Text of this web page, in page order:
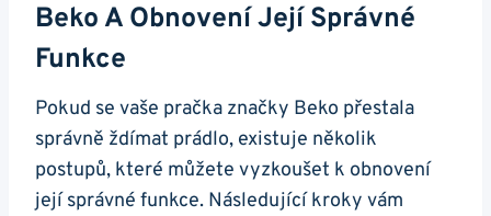
Beko A Obnovení​ Její Správné
⁤funkce
Pokud se vaše pračka značky Beko přestala
správně ždímat prádlo, existuje⁤ několik
postupů, které můžete vyzkoušet k obnovení⁤
její ⁤správné ‍funkce. Následující kroky vám